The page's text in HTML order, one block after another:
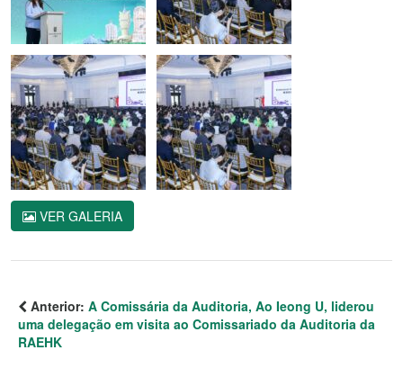
VER GALERIA
Anterior: A Comissária da Auditoria, Ao Ieong U, liderou
uma delegação em visita ao Comissariado da Auditoria da
RAEHK